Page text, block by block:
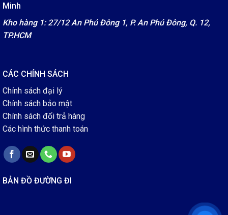
Minh
Kho hàng 1: 27/12 An Phú Đông 1, P. An Phú Đông, Q. 12,
TP.HCM
CÁC CHÍNH SÁCH
Chính sách đại lý
Chính sách bảo mật
Chính sách đổi trả hàng
Các hình thức thanh toán
BẢN ĐỒ ĐƯỜNG ĐI